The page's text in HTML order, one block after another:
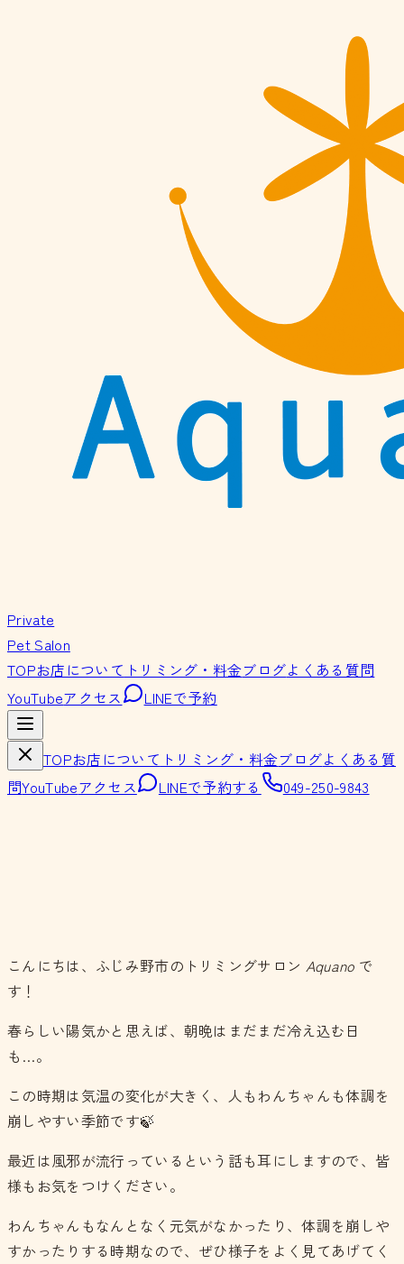
Private
Pet Salon
TOPお店について トリミング・料金ブログよくある質問
YouTubeアクセス LINEで予約
TOPお店について トリミング・料金ブログよくある質
問YouTubeアクセス LINEで予約する 049-250-9843
こんにちは、ふじみ野市のトリミングサロン Aquano で
す！
春らしい陽気かと思えば、朝晩はまだまだ冷え込む日
も…。
この時期は気温の変化が大きく、人もわんちゃんも体調を
崩しやすい季節です🍃
最近は風邪が流行っているという話も耳にしますので、皆
様もお気をつけください。
わんちゃんもなんとなく元気がなかったり、体調を崩しや
すかったりする時期なので、ぜひ様子をよく見てあげてく